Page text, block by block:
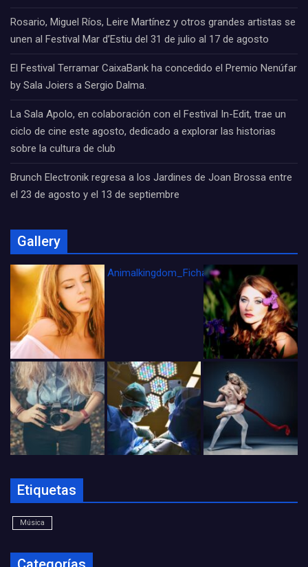
Rosario, Miguel Ríos, Leire Martínez y otros grandes artistas se
unen al Festival Mar d’Estiu del 31 de julio al 17 de agosto
El Festival Terramar CaixaBank ha concedido el Premio Nenúfar
by Sala Joiers a Sergio Dalma.
La Sala Apolo, en colaboración con el Festival In-Edit, trae un
ciclo de cine este agosto, dedicado a explorar las historias
sobre la cultura de club
Brunch Electronik regresa a los Jardines de Joan Brossa entre
el 23 de agosto y el 13 de septiembre
Gallery
Animalkingdom_FichaCine
Etiquetas
Música